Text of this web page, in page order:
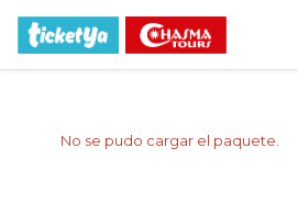
No se pudo cargar el paquete.